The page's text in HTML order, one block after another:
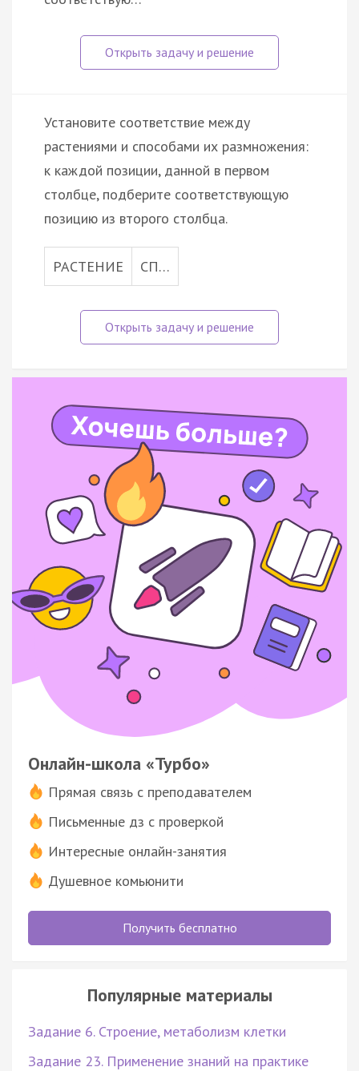
Установите соответствие между
растениями и способами их размножения:
к каждой позиции, данной в первом
столбце, подберите соответствующую
позицию из второго столбца.
РАСТЕНИЕ СП…
Онлайн-школа «Турбо»
Прямая связь с преподавателем
Письменные дз с проверкой
Интересные онлайн-занятия
Душевное комьюнити
Получить бесплатно
Популярные материалы
Задание 6. Строение, метаболизм клетки
Задание 23. Применение знаний на практике